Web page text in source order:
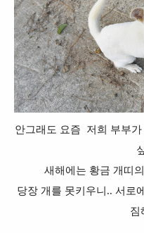
안그래도 요즘 저희 부부가
새해에는 황금 개띠
당장 개를 못키우니.. 서로
짐